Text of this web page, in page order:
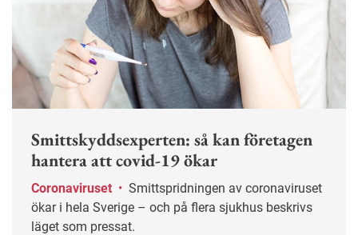
Smittskyddsexperten: så kan företagen
hantera att covid-19 ökar
Coronaviruset •
ökar i hela Sverige – och på flera sjukhus beskrivs
läget som pressat.